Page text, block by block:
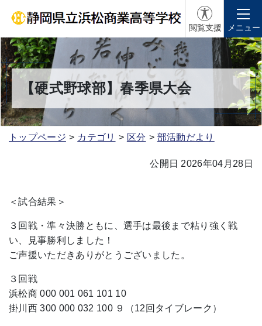
閲覧支援 メニュー
【硬式野球部】春季県大会
トップページ カテゴリ 区分 部活動だより
公開日 2026年04月28日
＜試合結果＞
３回戦・準々決勝ともに、選手は最後まで粘り強く戦
い、見事勝利しました！
ご声援いただきありがとうございました。
３回戦
浜松商 000 001 061 101 10
掛川西 300 000 032 100 ９（12回タイブレーク）